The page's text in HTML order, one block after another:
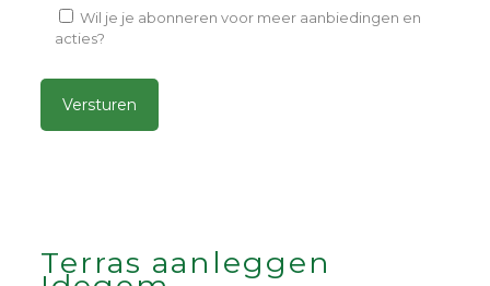
Wil je je abonneren voor meer aanbiedingen en
acties?
Terras aanleggen